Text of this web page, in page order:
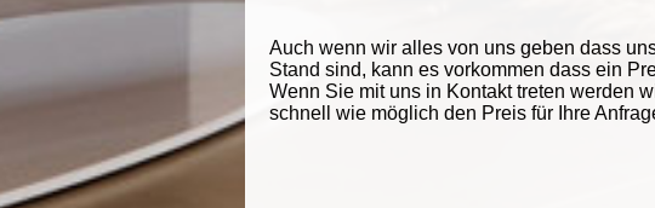
Auch wenn wir alles von uns geben dass
Stand sind, kann es vorkommen dass ein
Wenn Sie mit uns in Kontakt treten werden
schnell wie möglich den Preis für Ihre